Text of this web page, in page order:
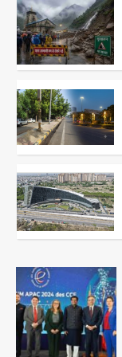
3
4
5
1